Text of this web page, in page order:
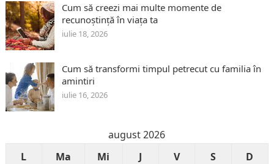
Cum să creezi mai multe momente de
recunoștință în viața ta
iulie 18, 2026
Cum să transformi timpul petrecut cu familia în
amintiri
iulie 16, 2026
august 2026
L
Ma Mi J V S
D